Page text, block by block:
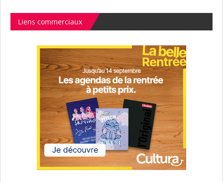
Liens commerciaux